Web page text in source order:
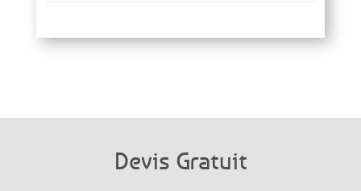
Devis Gratuit